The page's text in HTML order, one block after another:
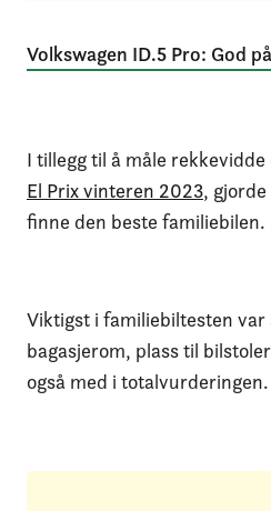
Volkswagen ID.5 Pro: God
I tillegg til å måle
El Prix vinteren 2023,
finne den beste familiebilen.
Viktigst i familiebiltesten var
bagasjerom, plass til
også med i totalvurderingen.